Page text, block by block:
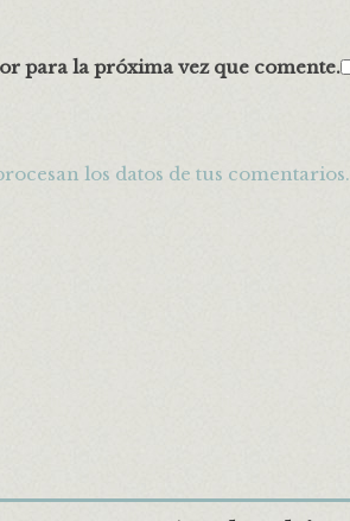
para la próxima vez que comente.
los datos de tus comentarios.